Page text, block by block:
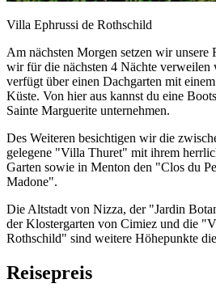
Villa Ephrussi de Rothschild
Am nächsten Morgen setzen wir unsere
wir für die nächsten 4 Nächte verweilen
verfügt über einen Dachgarten mit
Küste. Von hier aus kannst du eine
Sainte Marguerite unternehmen.
Des Weiteren besichtigen wir die
gelegene "Villa Thuret" mit ihrem
Garten sowie in Menton den "Clos du
Madone".
Die Altstadt von Nizza, der "Jardin
der Klostergarten von Cimiez und die
Rothschild" sind weitere Höhepunkte
Reisepreis